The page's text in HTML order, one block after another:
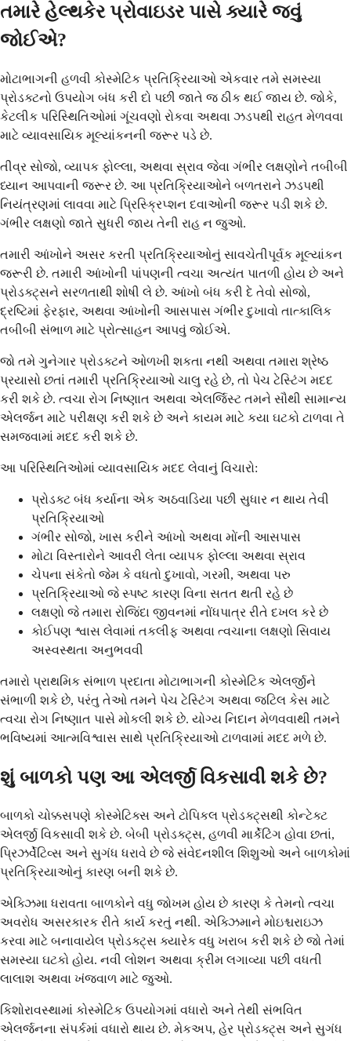
તમારે હેલ્થકેર પ્રોવાઇડર પાસે ક્યારે જવું
જોઈએ?
મોટાભાગની હળવી કોસ્મેટિક પ્રતિક્રિયાઓ એકવાર તમે સમસ્યા
પ્રોડક્ટનો ઉપયોગ બંધ કરી દો પછી જાતે જ ઠીક થઈ જાય છે. જોકે,
કેટલીક પરિસ્થિતિઓમાં ગૂંચવણો રોકવા અથવા ઝડપથી રાહત મેળવવા
માટે વ્યાવસાયિક મૂલ્યાંકનની જરૂર પડે છે.
તીવ્ર સોજો, વ્યાપક ફોલ્લા, અથવા સ્રાવ જેવા ગંભીર લક્ષણોને તબીબી
ધ્યાન આપવાની જરૂર છે. આ પ્રતિક્રિયાઓને બળતરાને ઝડપથી
નિયંત્રણમાં લાવવા માટે પ્રિસ્ક્રિપ્શન દવાઓની જરૂર પડી શકે છે.
ગંભીર લક્ષણો જાતે સુધરી જાય તેની રાહ ન જુઓ.
તમારી આંખોને અસર કરતી પ્રતિક્રિયાઓનું સાવચેતીપૂર્વક મૂલ્યાંકન
જરૂરી છે. તમારી આંખોની પાંપણની ત્વચા અત્યંત પાતળી હોય છે અને
પ્રોડક્ટ્સને સરળતાથી શોષી લે છે. આંખો બંધ કરી દે તેવો સોજો,
દ્રષ્ટિમાં ફેરફાર, અથવા આંખોની આસપાસ ગંભીર દુખાવો તાત્કાલિક
તબીબી સંભાળ માટે પ્રોત્સાહન આપવું જોઈએ.
જો તમે ગુનેગાર પ્રોડક્ટને ઓળખી શકતા નથી અથવા તમારા શ્રેષ્ઠ
પ્રયાસો છતાં તમારી પ્રતિક્રિયાઓ ચાલુ રહે છે, તો પેચ ટેસ્ટિંગ મદદ
કરી શકે છે. ત્વચા રોગ નિષ્ણાત અથવા એલર્જિસ્ટ તમને સૌથી સામાન્ય
એલર્જન માટે પરીક્ષણ કરી શકે છે અને કાયમ માટે કયા ઘટકો ટાળવા તે
સમજવામાં મદદ કરી શકે છે.
આ પરિસ્થિતિઓમાં વ્યાવસાયિક મદદ લેવાનું વિચારો:
પ્રોડક્ટ બંધ કર્યાના એક અઠવાડિયા પછી સુધાર ન થાય તેવી
પ્રતિક્રિયાઓ
ગંભીર સોજો, ખાસ કરીને આંખો અથવા મોંની આસપાસ
મોટા વિસ્તારોને આવરી લેતા વ્યાપક ફોલ્લા અથવા સ્રાવ
ચેપના સંકેતો જેમ કે વધતો દુખાવો, ગરમી, અથવા પરુ
પ્રતિક્રિયાઓ જે સ્પષ્ટ કારણ વિના સતત થતી રહે છે
લક્ષણો જે તમારા રોજિંદા જીવનમાં નોંધપાત્ર રીતે દખલ કરે છે
કોઈપણ શ્વાસ લેવામાં તકલીફ અથવા ત્વચાના લક્ષણો સિવાય
અસ્વસ્થતા અનુભવવી
તમારો પ્રાથમિક સંભાળ પ્રદાતા મોટાભાગની કોસ્મેટિક એલર્જીને
સંભાળી શકે છે, પરંતુ તેઓ તમને પેચ ટેસ્ટિંગ અથવા જટિલ કેસ માટે
ત્વચા રોગ નિષ્ણાત પાસે મોકલી શકે છે. યોગ્ય નિદાન મેળવવાથી તમને
ભવિષ્યમાં આત્મવિશ્વાસ સાથે પ્રતિક્રિયાઓ ટાળવામાં મદદ મળે છે.
શું બાળકો પણ આ એલર્જી વિકસાવી શકે છે?
બાળકો ચોક્કસપણે કોસ્મેટિક્સ અને ટોપિકલ પ્રોડક્ટ્સથી કોન્ટેક્ટ
એલર્જી વિકસાવી શકે છે. બેબી પ્રોડક્ટ્સ, હળવી માર્કેટિંગ હોવા છતાં,
પ્રિઝર્વેટિવ્સ અને સુગંધ ધરાવે છે જે સંવેદનશીલ શિશુઓ અને બાળકોમાં
પ્રતિક્રિયાઓનું કારણ બની શકે છે.
એક્ઝિમા ધરાવતા બાળકોને વધુ જોખમ હોય છે કારણ કે તેમનો ત્વચા
અવરોધ અસરકારક રીતે કાર્ય કરતું નથી. એક્ઝિમાને મોઇશ્ચરાઇઝ
કરવા માટે બનાવાયેલ પ્રોડક્ટ્સ ક્યારેક વધુ ખરાબ કરી શકે છે જો તેમાં
સમસ્યા ઘટકો હોય. નવી લોશન અથવા ક્રીમ લગાવ્યા પછી વધતી
લાલાશ અથવા ખંજવાળ માટે જુઓ.
કિશોરાવસ્થામાં કોસ્મેટિક ઉપયોગમાં વધારો અને તેથી સંભવિત
એલર્જનના સંપર્કમાં વધારો થાય છે. મેકઅપ, હેર પ્રોડક્ટ્સ અને સુગંધ